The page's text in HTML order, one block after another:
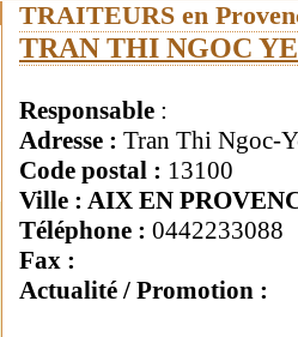
TRAITEURS en
TRAN THI NGOC
Responsable :
Adresse : Tran Thi Ngoc-
Code postal : 13100
Ville : AIX EN
Téléphone : 0442233088
Fax :
Actualité / Promotion :